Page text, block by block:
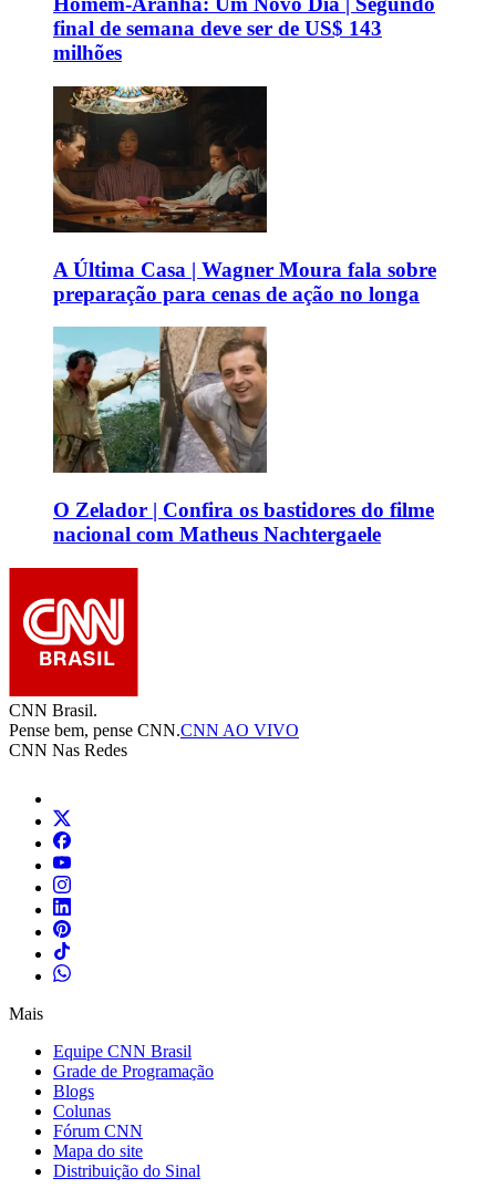
final de semana deve ser de US$ 143
milhões
A Última Casa | Wagner Moura fala sobre
preparação para cenas de ação no longa
O Zelador | Confira os bastidores do filme
nacional com Matheus Nachtergaele
CNN Brasil.
Pense bem, pense CNN.CNN AO VIVO
CNN Nas Redes
Mais
Equipe CNN Brasil
Grade de Programação
Blogs
Colunas
Fórum CNN
Mapa do site
Distribuição do Sinal